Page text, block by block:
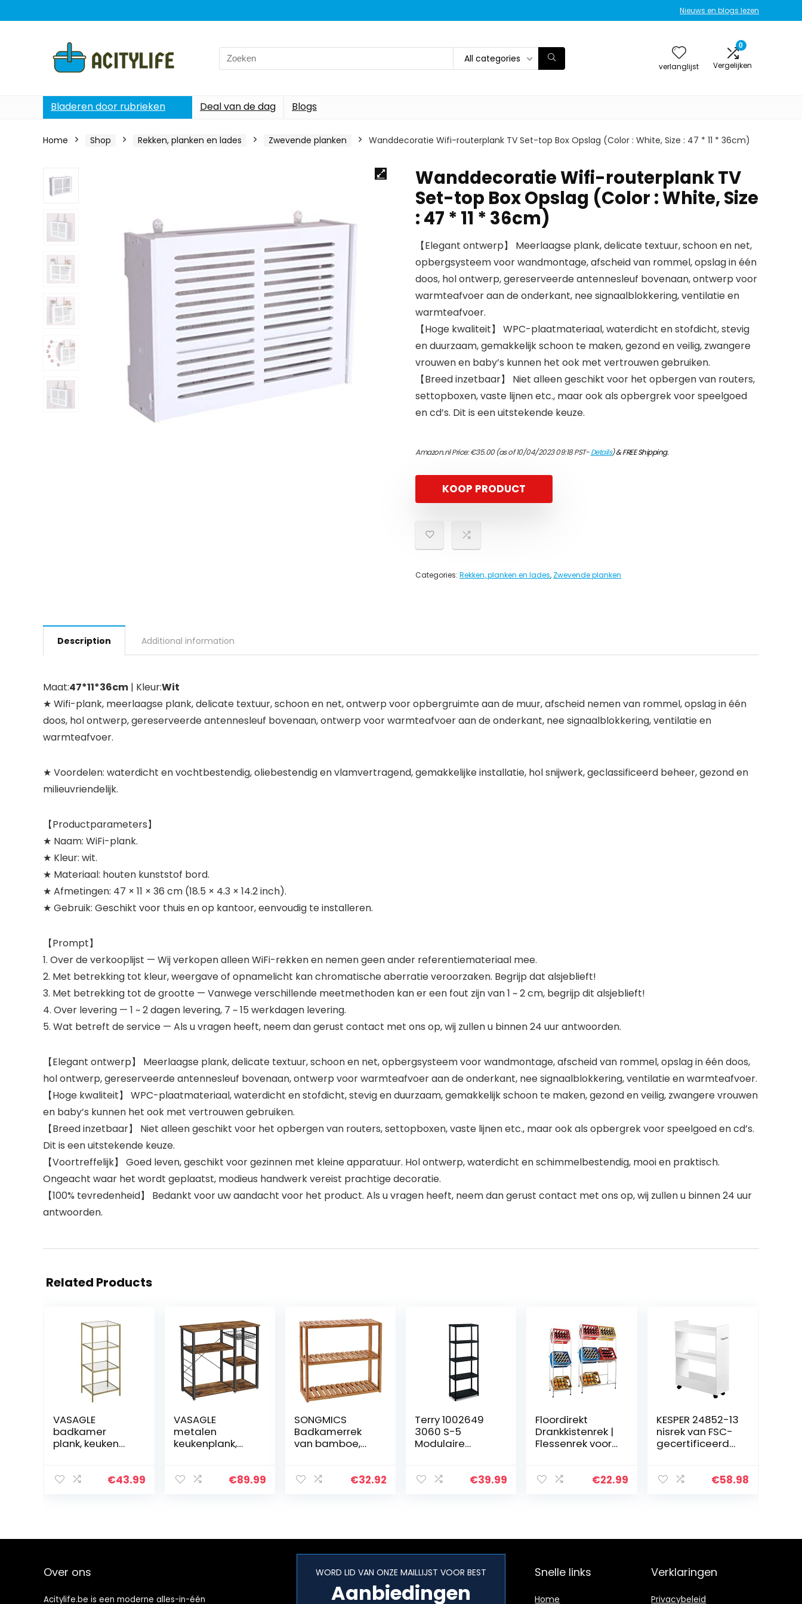
Nieuws en blogs lezen
Search
for:
All categories
verlanglijst
0
Vergelijken
Bladeren door rubrieken Deal van de dag Blogs
Home Shop Rekken, planken en lades Zwevende planken Wanddecoratie Wifi-routerplank TV Set-top Box Opslag (Color : White, Size : 47 * 11 * 36cm)
Wanddecoratie Wifi-routerplank TV
Set-top Box Opslag (Color : White, Size
: 47 * 11 * 36cm)
【Elegant ontwerp】 Meerlaagse plank, delicate textuur, schoon en net,
opbergsysteem voor wandmontage, afscheid van rommel, opslag in één
doos, hol ontwerp, gereserveerde antennesleuf bovenaan, ontwerp voor
warmteafvoer aan de onderkant, nee signaalblokkering, ventilatie en
warmteafvoer.
【Hoge kwaliteit】 WPC-plaatmateriaal, waterdicht en stofdicht, stevig
en duurzaam, gemakkelijk schoon te maken, gezond en veilig, zwangere
vrouwen en baby’s kunnen het ook met vertrouwen gebruiken.
【Breed inzetbaar】 Niet alleen geschikt voor het opbergen van routers,
settopboxen, vaste lijnen etc., maar ook als opbergrek voor speelgoed
en cd’s. Dit is een uitstekende keuze.
Amazon.nl Price:€35.00(as of 10/04/2023 09:18 PST-Details)&FREE Shipping.
KOOP PRODUCT
Categories: Rekken, planken en lades, Zwevende planken
Description Additional information
Maat:47*11*36cm | Kleur:Wit
★ Wifi-plank, meerlaagse plank, delicate textuur, schoon en net, ontwerp voor opbergruimte aan de muur, afscheid nemen van rommel, opslag in één
doos, hol ontwerp, gereserveerde antennesleuf bovenaan, ontwerp voor warmteafvoer aan de onderkant, nee signaalblokkering, ventilatie en
warmteafvoer.
★ Voordelen: waterdicht en vochtbestendig, oliebestendig en vlamvertragend, gemakkelijke installatie, hol snijwerk, geclassificeerd beheer, gezond en
milieuvriendelijk.
【Productparameters】
★ Naam: WiFi-plank.
★ Kleur: wit.
★ Materiaal: houten kunststof bord.
★ Afmetingen: 47 × 11 × 36 cm (18.5 × 4.3 × 14.2 inch).
★ Gebruik: Geschikt voor thuis en op kantoor, eenvoudig te installeren.
【Prompt】
1. Over de verkooplijst — Wij verkopen alleen WiFi-rekken en nemen geen ander referentiemateriaal mee.
2. Met betrekking tot kleur, weergave of opnamelicht kan chromatische aberratie veroorzaken. Begrijp dat alsjeblieft!
3. Met betrekking tot de grootte — Vanwege verschillende meetmethoden kan er een fout zijn van 1 ~ 2 cm, begrijp dit alsjeblieft!
4. Over levering — 1 ~ 2 dagen levering, 7 ~ 15 werkdagen levering.
5. Wat betreft de service — Als u vragen heeft, neem dan gerust contact met ons op, wij zullen u binnen 24 uur antwoorden.
【Elegant ontwerp】 Meerlaagse plank, delicate textuur, schoon en net, opbergsysteem voor wandmontage, afscheid van rommel, opslag in één doos,
hol ontwerp, gereserveerde antennesleuf bovenaan, ontwerp voor warmteafvoer aan de onderkant, nee signaalblokkering, ventilatie en warmteafvoer.
【Hoge kwaliteit】 WPC-plaatmateriaal, waterdicht en stofdicht, stevig en duurzaam, gemakkelijk schoon te maken, gezond en veilig, zwangere vrouwen
en baby’s kunnen het ook met vertrouwen gebruiken.
【Breed inzetbaar】 Niet alleen geschikt voor het opbergen van routers, settopboxen, vaste lijnen etc., maar ook als opbergrek voor speelgoed en cd’s.
Dit is een uitstekende keuze.
【Voortreffelijk】 Goed leven, geschikt voor gezinnen met kleine apparatuur. Hol ontwerp, waterdicht en schimmelbestendig, mooi en praktisch.
Ongeacht waar het wordt geplaatst, modieus handwerk vereist prachtige decoratie.
【100% tevredenheid】 Bedankt voor uw aandacht voor het product. Als u vragen heeft, neem dan gerust contact met ons op, wij zullen u binnen 24 uur
antwoorden.
Related Products
VASAGLE
badkamer
plank, keuken
plank, plant€43.99
VASAGLE
metalen
keukenplank,
plaatsbesparen
draadmand,
€89.99
SONGMICS
Badkamerrek
van bamboe,
planken,
€32.92
Terry 1002649
3060 S-5
Modulaire
Kunststof,
€39.99
Floordirekt
Drankkistenrek |
Flessenrek voor
Dikte: 8 mm | wit
€22.99
KESPER 24852-13
nisrek van FSC-
gecertificeerd
gecoat/rek/rolr
€58.98
Over ons
Acitylife.be is een moderne alles-in-één
WORD LID VAN ONZE MAILLIJST VOOR BEST
Aanbiedingen
Snelle links
Home
Verklaringen
Privacybeleid